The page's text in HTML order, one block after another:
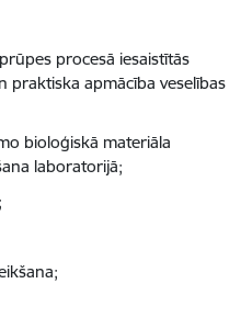
procesā iesaistītās
praktiska apmācība veselības
bioloģiskā materiāla
laboratorijā;